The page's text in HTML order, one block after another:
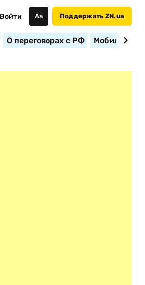
Войти Аа Поддержать ZN.ua
О переговорах с РФ